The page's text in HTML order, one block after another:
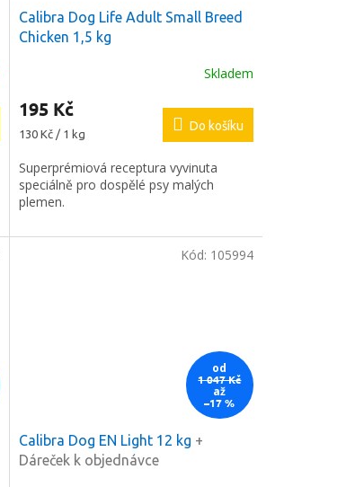
Calibra Dog Life Adult Small Breed
Chicken 1,5 kg
Skladem
195 Kč
Měrná
130 Kč / 1 kg
Do košíku
Superprémiová receptura vyvinuta
speciálně pro dospělé psy malých
plemen.
od
1 047 Kč
až
–17 %
Calibra Dog EN Light 12 kg +
Dáreček k objednávce
Kód: 105994